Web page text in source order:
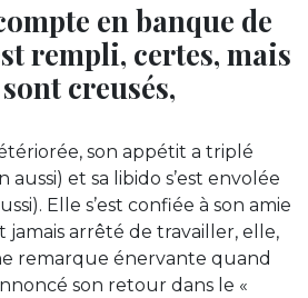
en banque de
rempli, certes, mais
creusés,
son appétit a triplé
et sa libido s’est envolée
Elle s’est confiée à son amie
jamais arrêté de travailler, elle,
remarque énervante quand
son retour dans le «